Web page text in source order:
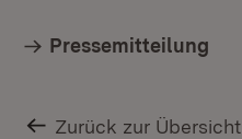
Pressemitteilung
Zurück zur Übersicht